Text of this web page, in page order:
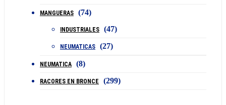
MANGUERAS (74)
INDUSTRIALES (47)
NEUMATICAS (27)
NEUMATICA (8)
RACORES EN BRONCE (299)